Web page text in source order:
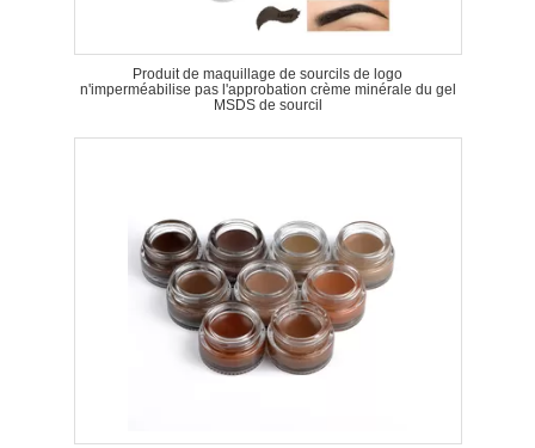
Produit de maquillage de sourcils de logo
n'imperméabilise pas l'approbation crème minérale du gel
MSDS de sourcil